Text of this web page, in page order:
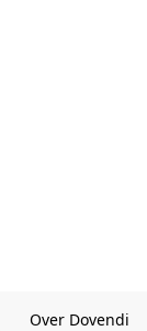
Over Dovendi